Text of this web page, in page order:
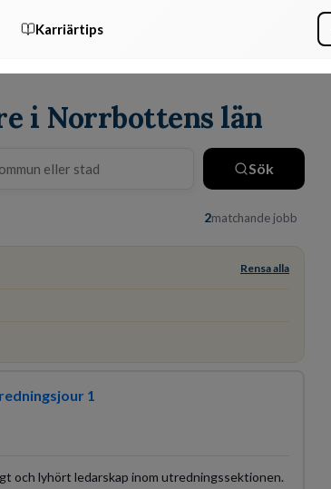
Karriärtips
i Norrbottens län
Sök
2matchande jobb
Rensa alla
1
och lyhört ledarskap inom utredningssektionen.